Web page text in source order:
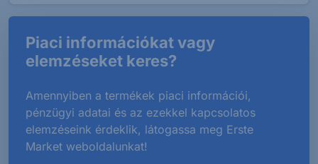
Piaci információkat vagy
elemzéseket keres?
Amennyiben a termékek piaci információi,
pénzügyi adatai és az ezekkel kapcsolatos
elemzéseink érdeklik, látogassa meg Erste
Market weboldalunkat!